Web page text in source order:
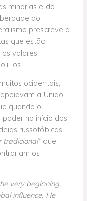
minorias e do
do
prescreve a
que estão
valores
los.
ocidentais,
a União
quando o
no início dos
russofóbicas.
tradicional”que
os
very beginning,
influence. He